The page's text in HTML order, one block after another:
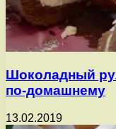
Шоколадный
по-домашнему
13.02.2019